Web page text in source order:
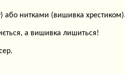
або нитками (вишивка
а вишивка лишиться!